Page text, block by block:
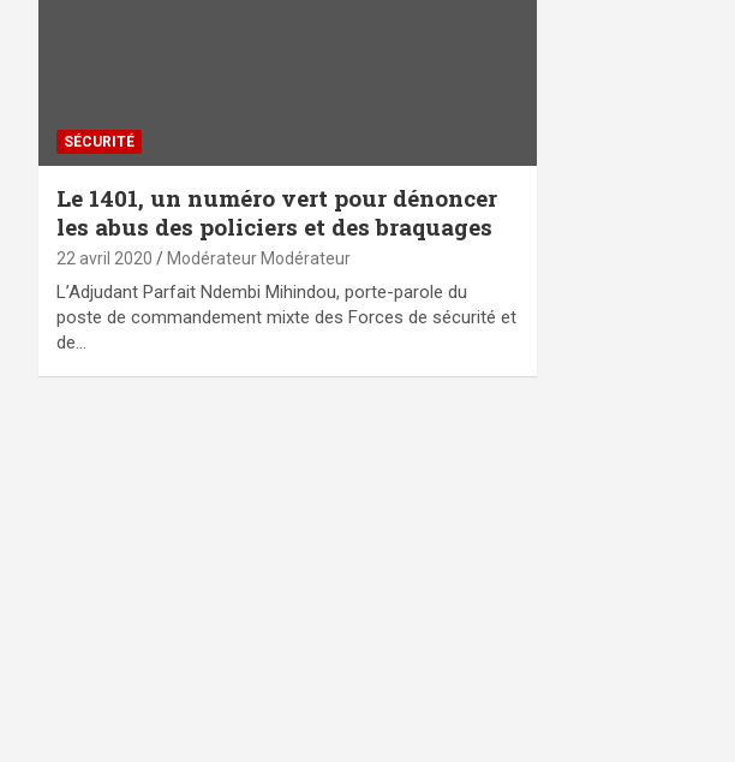
SÉCURITÉ
Le 1401, un numéro vert pour dénoncer
les abus des policiers et des braquages
22 avril 2020 Modérateur Modérateur
L’Adjudant Parfait Ndembi Mihindou, porte-parole du
poste de commandement mixte des Forces de sécurité et
de…